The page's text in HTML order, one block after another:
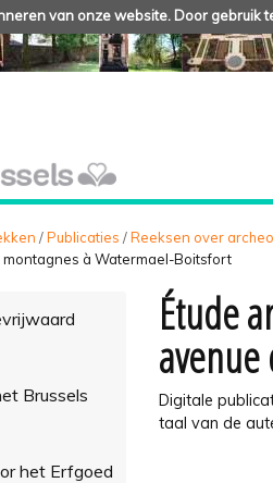
van onze website. Door gebruik
/Publicaties /Reeksen over
montagnes à Watermael-Boitsfort
Brussels
het Erfgoed
Étude
Digitale
taal van de